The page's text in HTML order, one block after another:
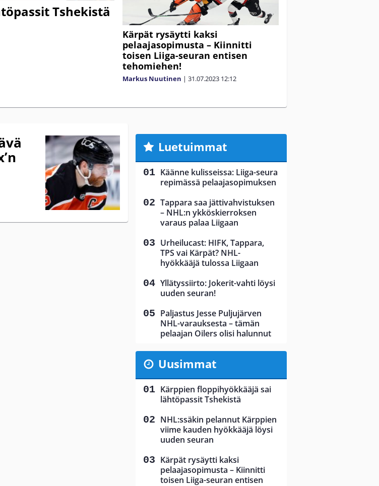
Tshekistä
Kärpät rysäytti kaksi
pelaajasopimusta – Kiinnitti
toisen Liiga-seuran entisen
tehomiehen!
Markus Nuutinen | 31.07.2023 12:12
Luetuimmat
Käänne kulisseissa: Liiga-seura
repimässä pelaajasopimuksen
Tappara saa jättivahvistuksen
– NHL:n ykköskierroksen
varaus palaa Liigaan
Urheilucast: HIFK, Tappara,
TPS vai Kärpät? NHL-
hyökkääjä tulossa Liigaan
Yllätyssiirto: Jokerit-vahti löysi
uuden seuran!
Paljastus Jesse Puljujärven
NHL-varauksesta – tämän
pelaajan Oilers olisi halunnut
Uusimmat
Kärppien floppihyökkääjä sai
lähtöpassit Tshekistä
NHL:ssäkin pelannut Kärppien
viime kauden hyökkääjä löysi
uuden seuran
Kärpät rysäytti kaksi
pelaajasopimusta – Kiinnitti
toisen Liiga-seuran entisen